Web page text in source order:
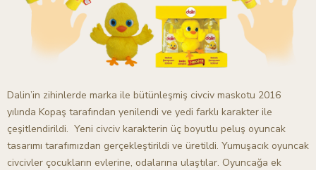
Dalin’in zihinlerde marka ile bütünleşmiş civciv maskotu 2016
yılında Kopaş tarafından yenilendi ve yedi farklı karakter ile
çeşitlendirildi. Yeni civciv karakterin üç boyutlu peluş oyuncak
tasarımı tarafımızdan gerçekleştirildi ve üretildi. Yumuşacık oyuncak
civcivler çocukların evlerine, odalarına ulaştılar. Oyuncağa ek